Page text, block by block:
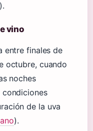
vino
entre finales de
octubre, cuando
noches
condiciones
de la uva
).